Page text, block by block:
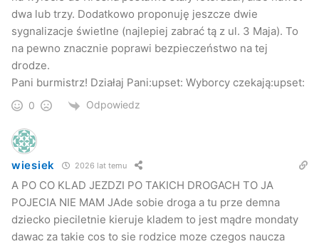
O szczegółach poinformujemy wkrótce.
Kuba Kowalczyk
Jaslonet.pl
Fotogaleria:
Śmiertelny wypadek na ul. Bieszczadzkiej
Żebracki
dwa lub trzy. Dodatkowo proponuję jeszcze dwie
sygnalizacje świetlne (najlepiej zabrać tą z ul. 3 Maja). To
na pewno znacznie poprawi bezpieczeństwo na tej
drodze.
Pani burmistrz! Działaj Pani:upset: Wyborcy czekają:upset:
0 Odpowiedz
wiesiek 2026 lat temu
A PO CO KLAD JEZDZI PO TAKICH DROGACH TO JA
POJECIA NIE MAM JAde sobie droga a tu prze demna
dziecko pieciletnie kieruje kladem to jest mądre mondaty
dawac za takie cos to sie rodzice moze czegos naucza